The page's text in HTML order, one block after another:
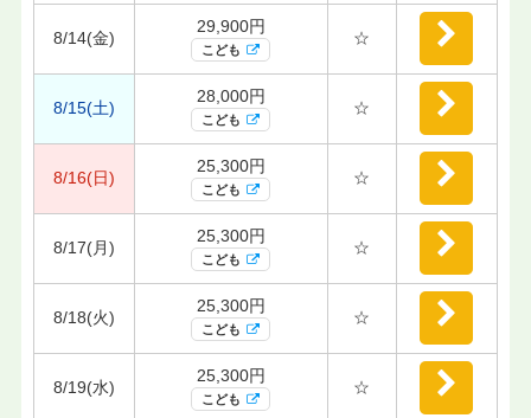
8/14(金)
29,900円
こども
☆
8/15(土)
28,000円
こども
☆
8/16(日)
25,300円
こども
☆
8/17(月)
25,300円
こども
☆
8/18(火)
25,300円
こども
☆
8/19(水)
25,300円
こども
☆